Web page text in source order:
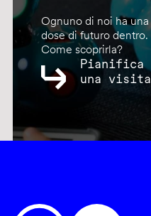
Ognuno di noi ha una
dose di futuro dentro.
Come scoprirla?
Pianifica
una visita